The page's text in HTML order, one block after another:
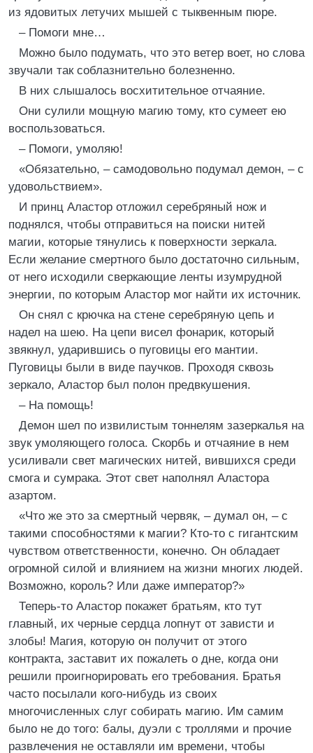
из ядовитых летучих мышей с тыквенным пюре.
– Помоги мне…
Можно было подумать, что это ветер воет, но слова
звучали так соблазнительно болезненно.
В них слышалось восхитительное отчаяние.
Они сулили мощную магию тому, кто сумеет ею
воспользоваться.
– Помоги, умоляю!
«Обязательно, – самодовольно подумал демон, – с
удовольствием».
И принц Аластор отложил серебряный нож и
поднялся, чтобы отправиться на поиски нитей
магии, которые тянулись к поверхности зеркала.
Если желание смертного было достаточно сильным,
от него исходили сверкающие ленты изумрудной
энергии, по которым Аластор мог найти их источник.
Он снял с крючка на стене серебряную цепь и
надел на шею. На цепи висел фонарик, который
звякнул, ударившись о пуговицы его мантии.
Пуговицы были в виде паучков. Проходя сквозь
зеркало, Аластор был полон предвкушения.
– На помощь!
Демон шел по извилистым тоннелям зазеркалья на
звук умоляющего голоса. Скорбь и отчаяние в нем
усиливали свет магических нитей, вившихся среди
смога и сумрака. Этот свет наполнял Аластора
азартом.
«Что же это за смертный червяк, – думал он, – с
такими способностями к магии? Кто-то с гигантским
чувством ответственности, конечно. Он обладает
огромной силой и влиянием на жизни многих людей.
Возможно, король? Или даже император?»
Теперь-то Аластор покажет братьям, кто тут
главный, их черные сердца лопнут от зависти и
злобы! Магия, которую он получит от этого
контракта, заставит их пожалеть о дне, когда они
решили проигнорировать его требования. Братья
часто посылали кого-нибудь из своих
многочисленных слуг собирать магию. Им самим
было не до того: балы, дуэли с троллями и прочие
развлечения не оставляли им времени, чтобы